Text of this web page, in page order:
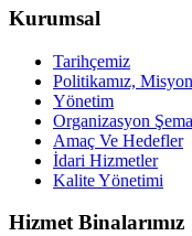
Kurumsal
Tarihçemiz
Politikamız,
Yönetim
Organizasyon
Amaç Ve Hedefler
İdari Hizmetler
Kalite Yönetimi
Hizmet Binalarımız